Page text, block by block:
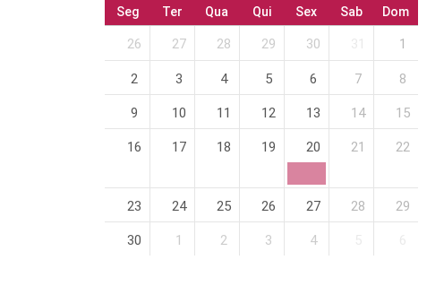
Seg Ter Qua Qui Sex Sab Dom
26 27 28 29 30 1
2 3 4 5 6 7 8
9 10 11 12 13 14 15
16 17 18 19 20 21 22
23 24 25 26 27 28 29
30 1 2 3 4